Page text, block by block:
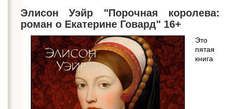
Элисон Уэйр "Порочная королева:
роман о Екатерине Говард" 16+
Это
пятая
книга